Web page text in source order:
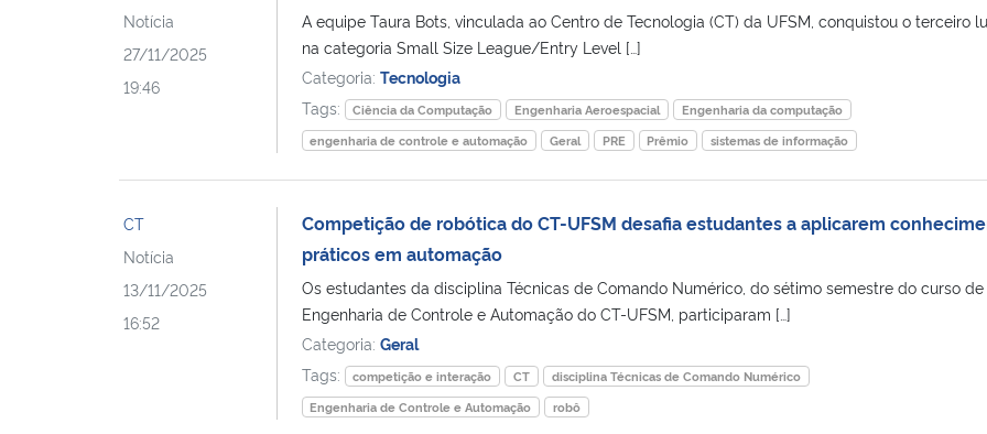
Notícia
27/11/2025
19:46
A equipe Taura Bots, vinculada ao Centro de Tecnologia (CT) da UFSM, conquistou o terceiro
na categoria Small Size League/Entry Level […]
Categoria: Tecnologia
Tags:
Ciência da Computação Engenharia Aeroespacial
Engenharia da computação
engenharia de controle e automação
Geral PRE Prêmio sistemas de informação
CT
Notícia
13/11/2025
16:52
Competição de robótica do CT-UFSM desafia estudantes a aplicarem
práticos em automação
Os estudantes da disciplina Técnicas de Comando Numérico, do sétimo semestre do curso de
Engenharia de Controle e Automação do CT-UFSM, participaram […]
Categoria: Geral
Tags:
competição e interação CT
disciplina Técnicas de Comando Numérico
Engenharia de Controle e Automação
robô